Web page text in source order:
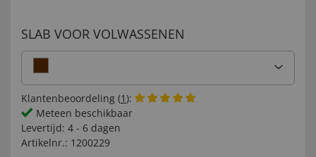
SLAB VOOR VOLWASSENEN
Klantenbeoordeling (1):
Meteen beschikbaar
Levertijd: 4 - 6 dagen
Artikelnr.: 1200229